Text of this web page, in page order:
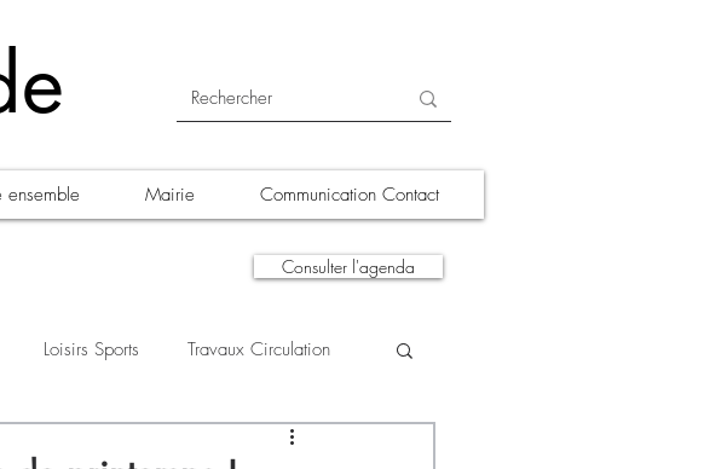
ensemble Mairie Communication Contact
Consulter l'agenda
Loisirs Sports Travaux Circulation
A la une